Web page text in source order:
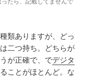
類ありますが、どっ
二つ持ち。どちらが
が正確で、でデジタ
ことがほとんど。な